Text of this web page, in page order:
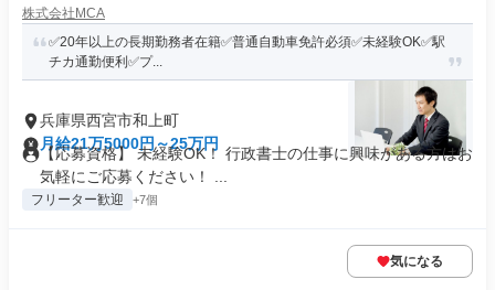
株式会社MCA
✅️20年以上の長期勤務者在籍✅️普通自動車免許必須✅️未経験OK✅️駅
チカ通勤便利✅️プ...
兵庫県西宮市和上町
月給21万5000円～25万円
【応募資格】 未経験OK！ 行政書士の仕事に興味がある方はお
気軽にご応募ください！ ...
フリーター歓迎 +7個
気になる